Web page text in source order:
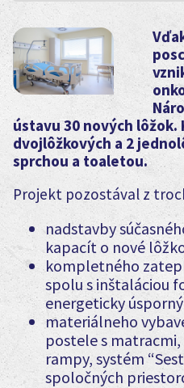
ústavu 30 nových lôžok.
dvojlôžkových a 2
sprchou a toaletou.
Projekt pozostával z
nadstavby
kapacít o nové
kompletného
spolu s inštaláciou
energeticky
materiálneho
postele s
rampy, systém
spoločných